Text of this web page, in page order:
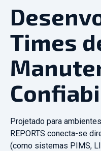
Times
Projetado para
REPORTS conecta-se
(como sistemas PIMS,